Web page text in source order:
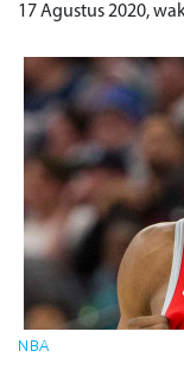
17 Agustus 2020,
NBA